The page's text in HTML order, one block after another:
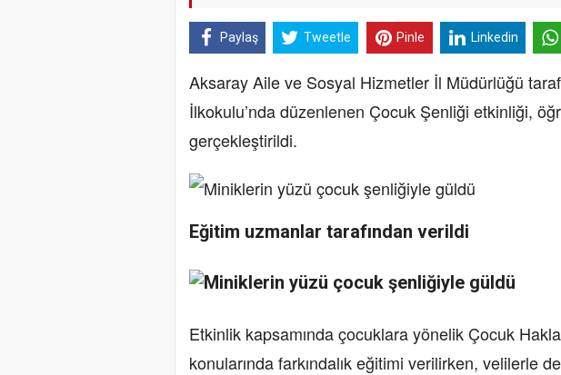
Paylaş Tweetle Pinle Linkedin
Aksaray Aile ve Sosyal Hizmetler İl Müdürlüğü
İlkokulu’nda düzenlenen Çocuk Şenliği etkinliği,
gerçekleştirildi.
Eğitim uzmanlar tarafından verildi
Etkinlik kapsamında çocuklara yönelik Çocuk
konularında farkındalık eğitimi verilirken, velilerle